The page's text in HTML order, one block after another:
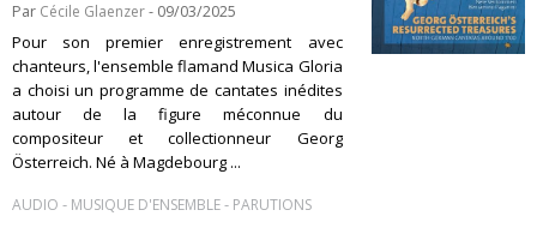
Par Cécile Glaenzer- 09/03/2025
Pour son premier enregistrement avec
chanteurs, l'ensemble flamand Musica Gloria
a choisi un programme de cantates inédites
autour de la figure méconnue du
compositeur et collectionneur Georg
Österreich. Né à Magdebourg ...
AUDIO - MUSIQUE D'ENSEMBLE- PARUTIONS